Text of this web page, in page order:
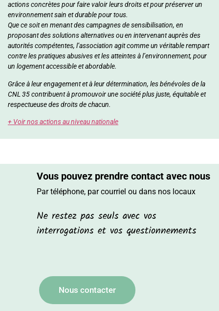
actions concrètes pour faire valoir leurs droits et pour préserver un
environnement sain et durable pour tous.
Que ce soit en menant des campagnes de sensibilisation, en
proposant des solutions alternatives ou en intervenant auprès des
autorités compétentes, l’association agit comme un véritable rempart
contre les pratiques abusives et les atteintes à l’environnement, pour
un logement accessible et abordable.
Grâce à leur engagement et à leur détermination, les bénévoles de la
CNL 35 contribuent à promouvoir une société plus juste, équitable et
respectueuse des droits de chacun.
+ Voir nos actions au niveau nationale
Vous pouvez prendre contact avec nous
Par téléphone, par courriel ou dans nos locaux
Ne restez pas seuls avec vos
interrogations et vos questionnements
Nous contacter